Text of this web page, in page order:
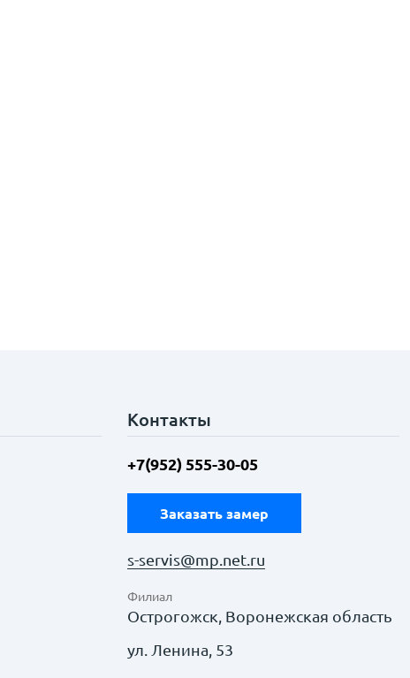
Контакты
+7(952) 555-30-05
Заказать замер
s-servis@mp.net.ru
Филиал
Острогожск, Воронежская область
ул. Ленина, 53